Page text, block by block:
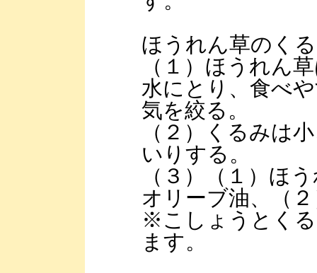
ほうれん草のく
（１）ほうれん
水にとり、食べ
気を絞る。
（２）くるみは
いりする。
（３）（１）ほ
オリーブ油、（
※こしょうとく
ます。